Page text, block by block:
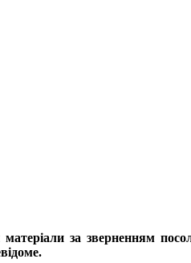
матеріали за зверненням